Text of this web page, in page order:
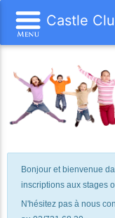
Castle
Bonjour et bienvenue
inscriptions aux stages
N'hésitez pas à nous